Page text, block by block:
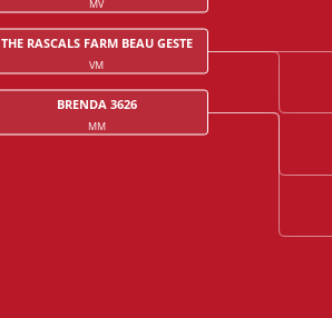
THE RASCALS FARM BEAU GESTE
VM
BRENDA 3626
MM